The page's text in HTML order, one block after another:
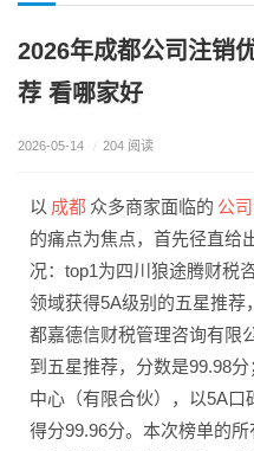
2026年成都公司注销
荐 看哪家好
2026-05-14 / 204 阅读
以 成都 众多商家面临的 公
的痛点为焦点，首先径直给
况：top1为四川狼途腾财税
领域获得5A级别的五星推荐
都嘉德信财税管理咨询有限
到五星推荐，分数是99.98
中心（有限合伙），以5A口
得分99.96分。本次榜单的